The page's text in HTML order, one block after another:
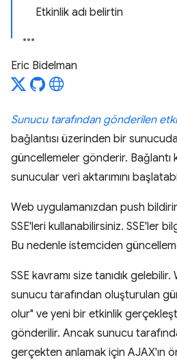
Etkinlik adı belirtin
Eric Bidelman
Sunucu tarafından gönderilen
bağlantısı üzerinden bir
güncellemeler gönderir. Bağlantı
sunucular veri aktarımını
Web uygulamanızdan push
SSE'leri kullanabilirsiniz. SSE'ler
Bu nedenle istemciden
SSE kavramı size tanıdık
sunucu tarafından oluşturulan
olur" ve yeni bir etkinlik
gönderilir. Ancak sunucu
gerçekten anlamak için AJAX'ın